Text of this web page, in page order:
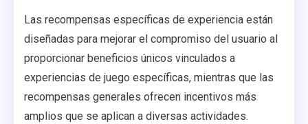
Las recompensas específicas de experiencia están
diseñadas para mejorar el compromiso del usuario al
proporcionar beneficios únicos vinculados a
experiencias de juego específicas, mientras que las
recompensas generales ofrecen incentivos más
amplios que se aplican a diversas actividades.